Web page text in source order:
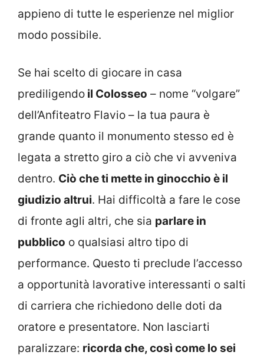
appieno di tutte le esperienze nel miglior
modo possibile.
Se hai scelto di giocare in casa
prediligendo il Colosseo – nome “volgare”
dell’Anfiteatro Flavio – la tua paura è
grande quanto il monumento stesso ed è
legata a stretto giro a ciò che vi avveniva
dentro. Ciò che ti mette in ginocchio è il
giudizio altrui. Hai difficoltà a fare le cose
di fronte agli altri, che sia parlare in
pubblico o qualsiasi altro tipo di
performance. Questo ti preclude l’accesso
a opportunità lavorative interessanti o salti
di carriera che richiedono delle doti da
oratore e presentatore. Non lasciarti
paralizzare: ricorda che, così come lo sei